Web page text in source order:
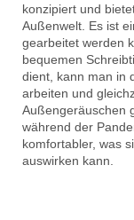
konzipiert und
Außenwelt. Es ist
gearbeitet werden
bequemen
dient, kann man in
arbeiten und
Außengeräuschen
während der
komfortabler, was
auswirken kann.